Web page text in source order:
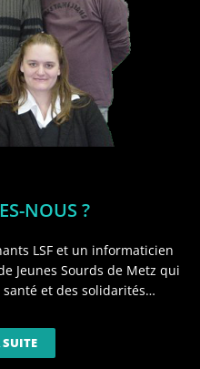
NOUS ?
LSF et un informaticien
Jeunes Sourds de Metz qui
et des solidarités…